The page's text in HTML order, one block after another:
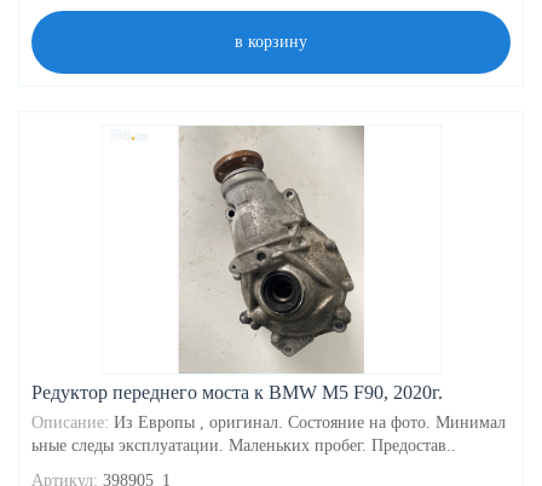
в корзину
Редуктор переднего моста к BMW M5 F90, 2020г.
Описание: Из Европы , оригинал. Состояние на фото. Минимал
ьные следы эксплуатации. Маленьких пробег. Предостав..
Артикул: 398905_1